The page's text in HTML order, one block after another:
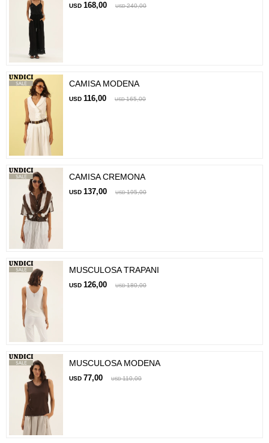
USD 168,00 USD 240,00
CAMISA MODENA
USD 116,00 USD 165,00
CAMISA CREMONA
USD 137,00 USD 195,00
MUSCULOSA TRAPANI
USD 126,00 USD 180,00
MUSCULOSA MODENA
USD 77,00 USD 110,00